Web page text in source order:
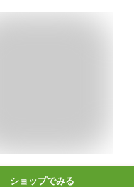
ショップでみる